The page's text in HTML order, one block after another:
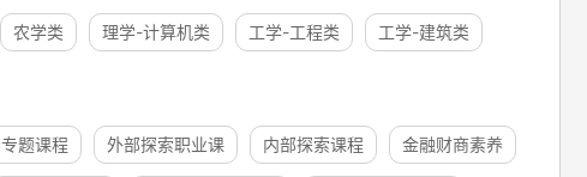
农学类 理学-计算机类 工学-工程类 工学-建筑类
题课程 外部探索职业课 内部探索课程 金融财商素养